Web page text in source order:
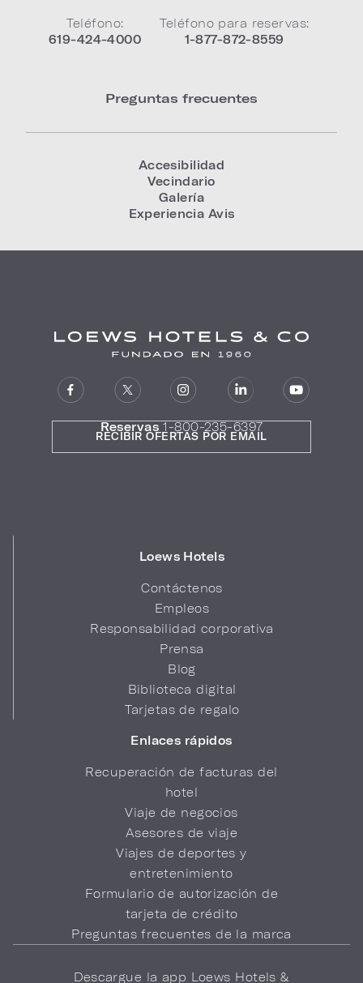
Teléfono:
619-424-4000
Teléfono para reservas:
1-877-872-8559
Preguntas frecuentes
Accesibilidad
Vecindario
Galería
Experiencia Avis
Reservas 1-800-235-6397
Loews Hotels
Contáctenos
Empleos
Responsabilidad corporativa
Prensa
Blog
Biblioteca digital
Tarjetas de regalo
Enlaces rápidos
Recuperación de facturas del
hotel
Viaje de negocios
Asesores de viaje
Viajes de deportes y
entretenimiento
Formulario de autorización de
tarjeta de crédito
Preguntas frecuentes de la marca
RECIBIR OFERTAS POR EMAIL
Descargue la app Loews Hotels &